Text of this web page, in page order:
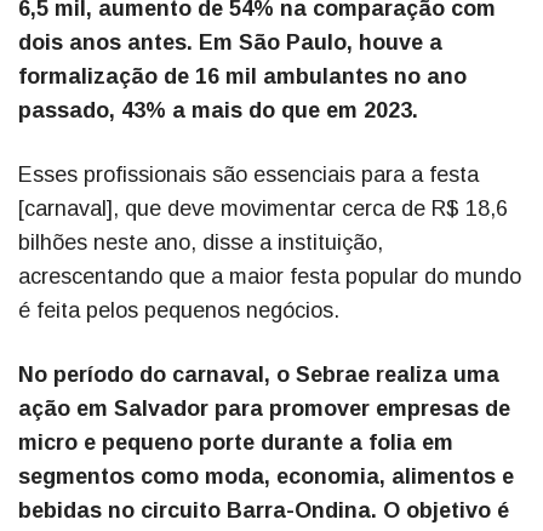
6,5 mil, aumento de 54% na comparação com
dois anos antes. Em São Paulo, houve a
formalização de 16 mil ambulantes no ano
passado, 43% a mais do que em 2023.
Esses profissionais são essenciais para a festa
[carnaval], que deve movimentar cerca de R$ 18,6
bilhões neste ano, disse a instituição,
acrescentando que a maior festa popular do mundo
é feita pelos pequenos negócios.
No período do carnaval, o Sebrae realiza uma
ação em Salvador para promover empresas de
micro e pequeno porte durante a folia em
segmentos como moda, economia, alimentos e
bebidas no circuito Barra-Ondina. O objetivo é